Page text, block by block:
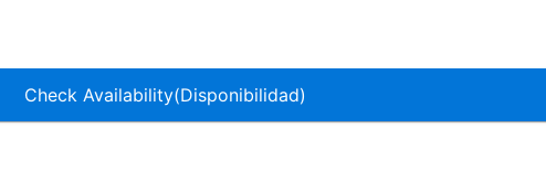
Check Availability(Disponibilidad)